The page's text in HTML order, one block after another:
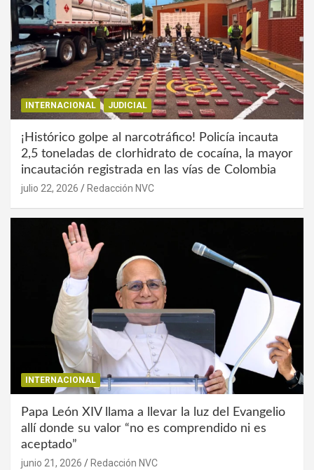
INTERNACIONAL JUDICIAL
¡Histórico golpe al narcotráfico! Policía incauta
2,5 toneladas de clorhidrato de cocaína, la mayor
incautación registrada en las vías de Colombia
julio 22, 2026 Redacción NVC
INTERNACIONAL
Papa León XIV llama a llevar la luz del Evangelio
allí donde su valor “no es comprendido ni es
aceptado”
junio 21, 2026 Redacción NVC